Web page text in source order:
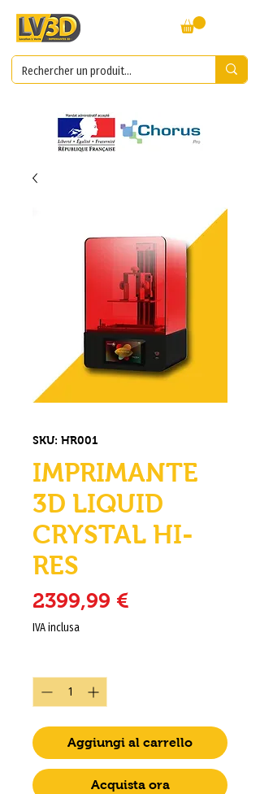
SKU: HR001
IMPRIMANTE
3D LIQUID
CRYSTAL HI-
RES
2399,99 €
IVA inclusa
Aggiungi al carrello
Acquista ora